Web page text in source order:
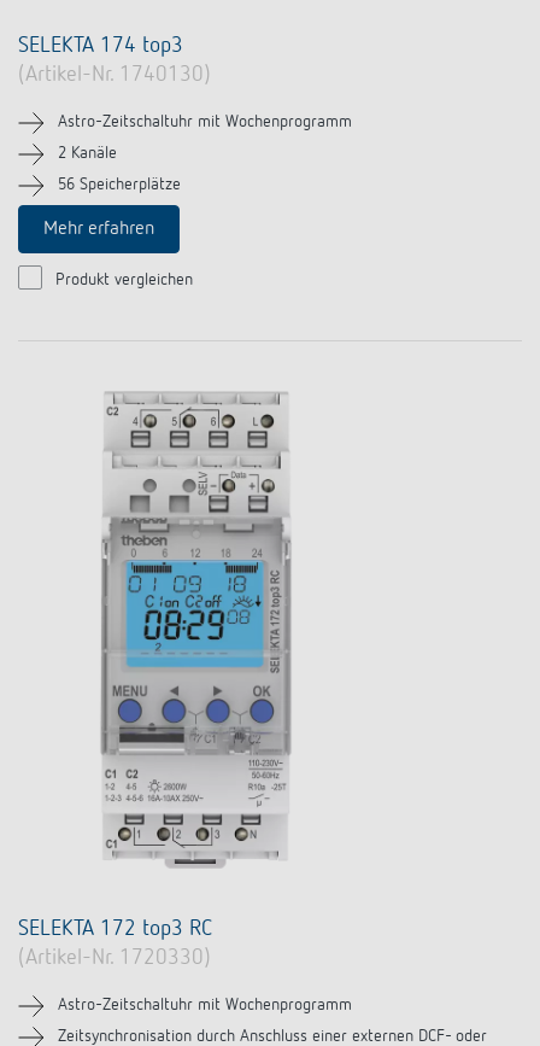
SELEKTA 174 top3
(Artikel-Nr. 1740130)
Astro-Zeitschaltuhr mit Wochenprogramm
2 Kanäle
56 Speicherplätze
Mehr erfahren
Produkt vergleichen
SELEKTA 172 top3 RC
(Artikel-Nr. 1720330)
Astro-Zeitschaltuhr mit Wochenprogramm
Zeitsynchronisation durch Anschluss einer externen DCF- oder